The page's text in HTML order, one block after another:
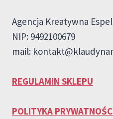
Agencja Kreatywna
NIP: 9492100679
mail:
REGULAMIN SKLEPU
POLITYKA